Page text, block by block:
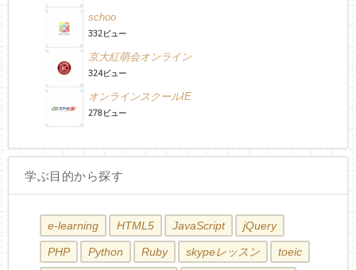
schoo
332ビュー
京大紅萌会オンライン
324ビュー
オンラインスクールIE
278ビュー
学ぶ目的から探す
e-learning HTML5 JavaScript jQuery
PHP Python Ruby skypeレッスン toeic